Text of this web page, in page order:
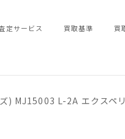
定サービス 買取基準 買
) MJ15003 L-2A エクスペ